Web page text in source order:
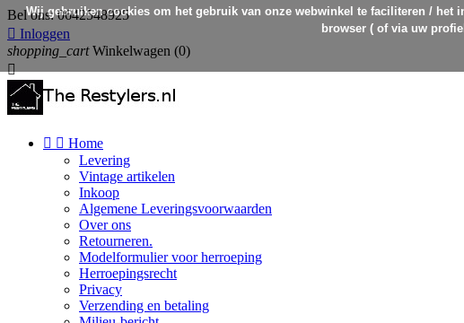
Bel ons:0642548925
 Inloggen
shopping_cart Winkelwagen (0)

  Home
Levering
Vintage artikelen
Inkoop
Algemene Leveringsvoorwaarden
Over ons
Retourneren.
Modelformulier voor herroeping
Herroepingsrecht
Privacy
Verzending en betaling
Wij gebruiken cookies om het gebruik van onze webwinkel te faciliteren /
browser ( of via uw